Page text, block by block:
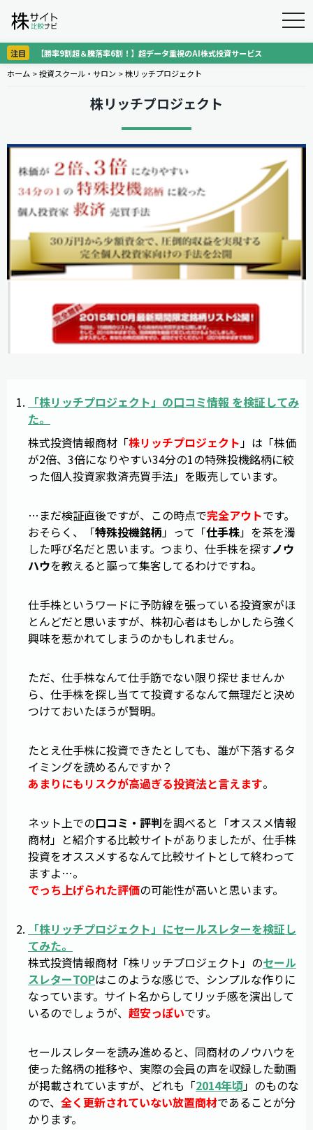
注目
【勝率9割超＆騰落率6割！】超データ重視のAI株式投資サービス
ホーム >投資スクール・サロン >株リッチプロジェクト
株リッチプロジェクト
「株リッチプロジェクト 」の口コミ情報 を検証してみ
た。
株式投資情報商材「株リッチプロジェクト 」は「株価
が2倍、3倍になりやすい34分の1の特殊投機銘柄に絞
った個人投資家救済売買手法」を販売しています。
…まだ検証直後ですが、この時点で完全アウトです。
おそらく、「特殊投機銘柄 」って「仕手株」を茶を濁
した呼び名だと思います。つまり、仕手株を探すノウ
ハウを教えると謳って集客してるわけですね。
仕手株というワードに予防線を張っている投資家がほ
とんどだと思いますが、株初心者はもしかしたら強く
興味を惹かれてしまうのかもしれません。
ただ、仕手株なんて仕手筋でない限り探せませんか
ら、仕手株を探し当てて投資するなんて無理だと決め
つけておいたほうが賢明。
たとえ仕手株に投資できたとしても、誰が下落するタ
イミングを読めるんですか？
あまりにもリスクが高過ぎる投資法と言えます。
ネット上での口コミ・評判を調べると「オススメ情報
商材」と紹介する比較サイトがありましたが、仕手株
投資をオススメするなんて比較サイトとして終わって
ますよ…。
でっち上げられた評価の可能性が高いと思います。
「株リッチプロジェクト 」にセールスレターを検証し
てみた。
株式投資情報商材「株リッチプロジェクト」のセール
スレターTOPはこのような感じで、シンプルな作りに
なっています。サイト名からしてリッチ感を演出して
いるのでしょうが、 超安っぽいです。
セールスレターを読み進めると、同商材のノウハウを
使った銘柄の推移や、実際の会員の声を収録した動画
が掲載されていますが、どれも「2014年頃」のものな
ので、 全く更新されていない放置商材であることが分
かります。